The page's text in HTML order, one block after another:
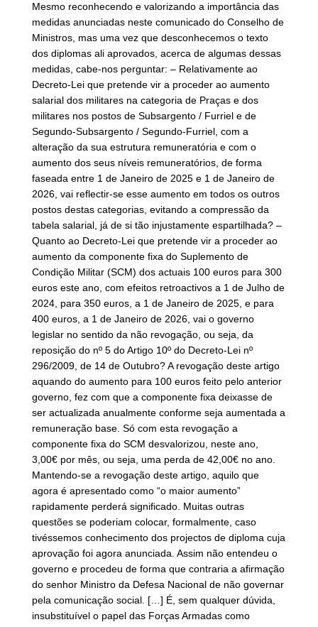
Mesmo reconhecendo e valorizando a importância das
medidas anunciadas neste comunicado do Conselho de
Ministros, mas uma vez que desconhecemos o texto
dos diplomas ali aprovados, acerca de algumas dessas
medidas, cabe-nos perguntar: – Relativamente ao
Decreto-Lei que pretende vir a proceder ao aumento
salarial dos militares na categoria de Praças e dos
militares nos postos de Subsargento / Furriel e de
Segundo-Subsargento / Segundo-Furriel, com a
alteração da sua estrutura remuneratória e com o
aumento dos seus níveis remuneratórios, de forma
faseada entre 1 de Janeiro de 2025 e 1 de Janeiro de
2026, vai reflectir-se esse aumento em todos os outros
postos destas categorias, evitando a compressão da
tabela salarial, já de si tão injustamente espartilhada? –
Quanto ao Decreto-Lei que pretende vir a proceder ao
aumento da componente fixa do Suplemento de
Condição Militar (SCM) dos actuais 100 euros para 300
euros este ano, com efeitos retroactivos a 1 de Julho de
2024, para 350 euros, a 1 de Janeiro de 2025, e para
400 euros, a 1 de Janeiro de 2026, vai o governo
legislar no sentido da não revogação, ou seja, da
reposição do nº 5 do Artigo 10º do Decreto-Lei nº
296/2009, de 14 de Outubro? A revogação deste artigo
aquando do aumento para 100 euros feito pelo anterior
governo, fez com que a componente fixa deixasse de
ser actualizada anualmente conforme seja aumentada a
remuneração base. Só com esta revogação a
componente fixa do SCM desvalorizou, neste ano,
3,00€ por mês, ou seja, uma perda de 42,00€ no ano.
Mantendo-se a revogação deste artigo, aquilo que
agora é apresentado como “o maior aumento”
rapidamente perderá significado. Muitas outras
questões se poderiam colocar, formalmente, caso
tivéssemos conhecimento dos projectos de diploma cuja
aprovação foi agora anunciada. Assim não entendeu o
governo e procedeu de forma que contraria a afirmação
do senhor Ministro da Defesa Nacional de não governar
pela comunicação social. […] É, sem qualquer dúvida,
insubstituível o papel das Forças Armadas como